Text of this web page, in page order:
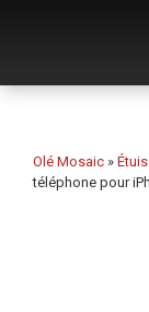
Qui
Catalogue
Olé Mosaic »
téléphone pour